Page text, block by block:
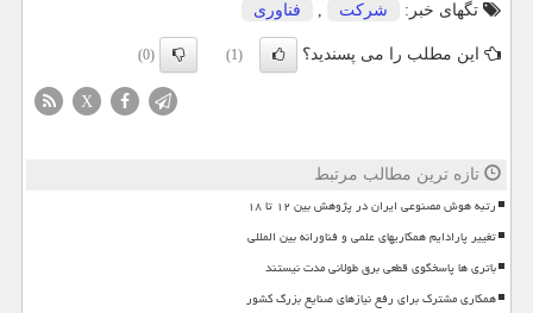
تگهای خبر:
شركت , فناوری
این مطلب را می پسندید؟ (1)
(0)
X
تازه ترین مطالب مرتبط
رتبه هوش مصنوعی ایران در پژوهش بین ۱۲ تا ۱۸
تغییر پارادایم همکاریهای علمی و فناورانه بین المللی
باتری ها پاسخگوی قطعی برق طولانی مدت نیستند
همکاری مشترک برای رفع نیازهای صنایع بزرگ کشور